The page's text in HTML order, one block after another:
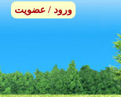
ورود / عضویت